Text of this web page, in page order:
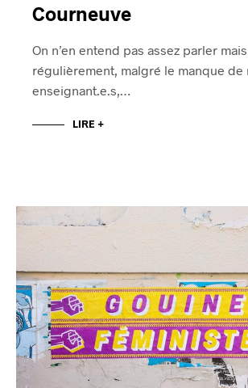
Courneuve
On n’en entend pas assez parler mais,
régulièrement, malgré le manque de
enseignant.e.s,…
LIRE +